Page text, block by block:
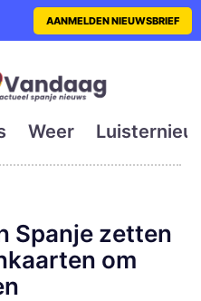
de eerste
AANMELDEN NIEUWSBRIEF
Weer
Spanje zetten
om